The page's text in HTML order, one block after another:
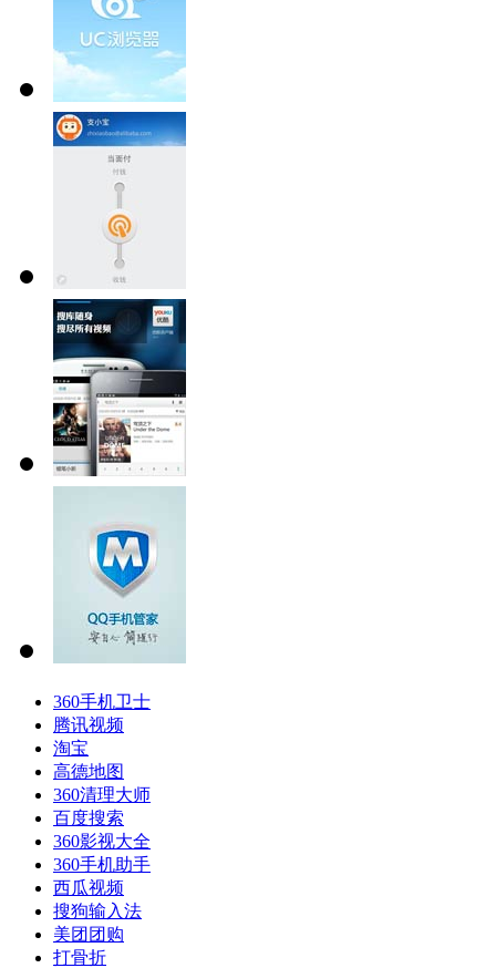
360手机卫士
腾讯视频
淘宝
高德地图
360清理大师
百度搜索
360影视大全
360手机助手
西瓜视频
搜狗输入法
美团团购
打骨折